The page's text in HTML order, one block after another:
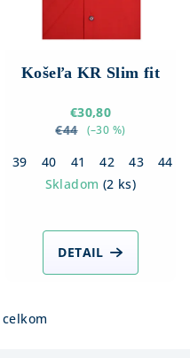
Košeľa KR Slim fit
€30,80
€44
(–30 %)
39 40 41 42 43
44
Skladom (2 ks)
DETAIL